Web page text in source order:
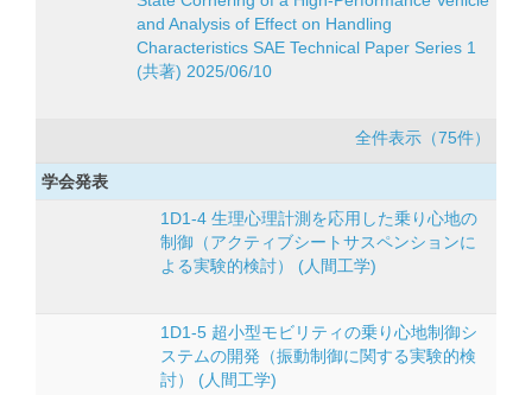
and Analysis of Effect on Handling
Characteristics SAE Technical Paper Series 1
(共著) 2025/06/10
全件表示（75件）
学会発表
1D1-4 生理心理計測を応用した乗り心地の
制御（アクティブシートサスペンションに
よる実験的検討） (人間工学)
1D1-5 超小型モビリティの乗り心地制御シ
ステムの開発（振動制御に関する実験的検
討） (人間工学)